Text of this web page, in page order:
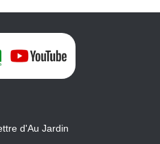
d'Au Jardin